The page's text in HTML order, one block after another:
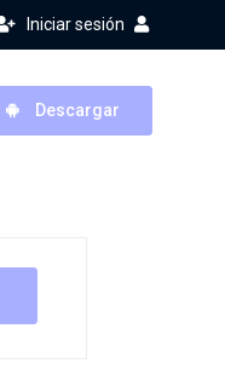
Iniciar sesión
Descargar